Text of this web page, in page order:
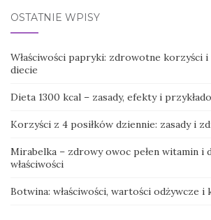
OSTATNIE WPISY
Właściwości papryki: zdrowotne korzyści
diecie
Dieta 1300 kcal – zasady, efekty i
Korzyści z 4 posiłków dziennie: zasady i
Mirabelka – zdrowy owoc pełen witamin i
właściwości
Botwina: właściwości, wartości odżywcze